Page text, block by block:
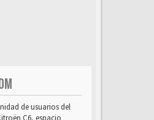
de usuarios del
C6, espacio